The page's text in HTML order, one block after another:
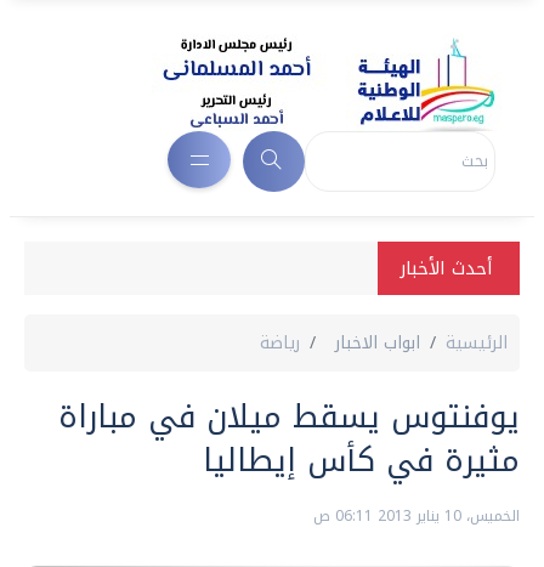
أحدث الأخبار
الرئيسية ابواب الاخبار رياضة
يوفنتوس يسقط ميلان في مباراة
مثيرة في كأس إيطاليا
الخميس، 10 يناير 2013 06:11 ص